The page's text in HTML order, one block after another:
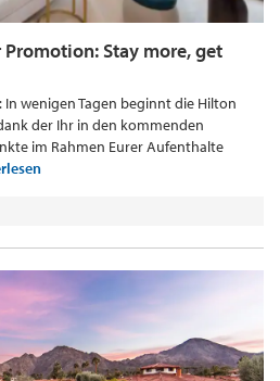
Stay more, get
wenigen Tagen beginnt die Hilton
der Ihr in den kommenden
im Rahmen Eurer Aufenthalte